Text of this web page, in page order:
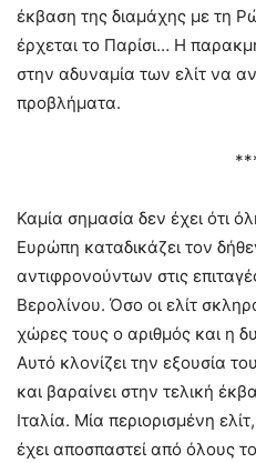
έκβαση της διαμάχης με τη
έρχεται το Παρίσι… Η
στην αδυναμία των ελίτ να
προβλήματα.
Καμία σημασία δεν έχει ότι
Ευρώπη καταδικάζει τον
αντιφρονούντων στις
Βερολίνου. Όσο οι ελίτ
χώρες τους ο αριθμός και η
Αυτό κλονίζει την εξουσία
και βαραίνει στην τελική
Ιταλία. Μία περιορισμένη
έχει αποσπαστεί από όλους